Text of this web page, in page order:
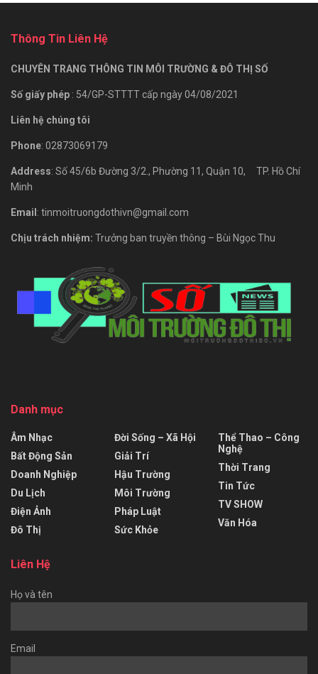
Thông Tin Liên Hệ
CHUYÊN TRANG THÔNG TIN MÔI TRƯỜNG & ĐÔ THỊ SỐ
Số giấy phép : 54/GP-STTTT cấp ngày 04/08/2021
Liên hệ chúng tôi
Phone: 02873069179
Address: Số 45/6b Đường 3/2., Phường 11, Quận 10, TP. Hồ Chí
Minh
Email : tinmoitruongdothivn@gmail.com
Chịu trách nhiệm: Trưởng ban truyền thông – Bùi Ngọc Thu
Danh mục
Âm Nhạc
Bất Động Sản
Doanh Nghiệp
Du Lịch
Điện Ảnh
Đô Thị
Đời Sống – Xã Hội
Giải Trí
Hậu Trường
Môi Trường
Pháp Luật
Sức Khỏe
Thể Thao – Công
Nghệ
Thời Trang
Tin Tức
TV SHOW
Văn Hóa
Liên Hệ
Họ và tên
Email